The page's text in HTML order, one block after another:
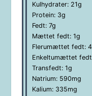
Kulhydrater: 21g
Protein: 3g
Fedt: 7g
Mættet fedt: 1g
Flerumættet fedt: 4
Enkeltumættet
Transfedt: 1g
Natrium: 590mg
Kalium: 335mg